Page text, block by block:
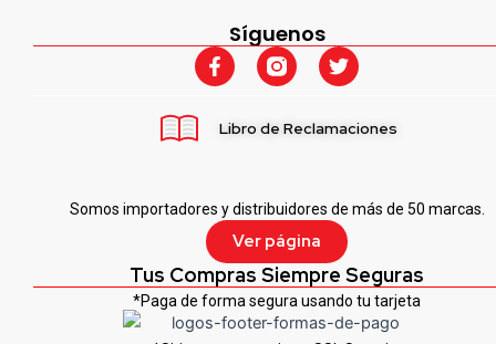
Somos importadores y distribuidores de más de 50 marcas.
Ver página
Tus Compras Siempre Seguras
*Paga de forma segura usando tu tarjeta
Síguenos
F
a
b
-
T
w
t
Libro de Reclamaciones